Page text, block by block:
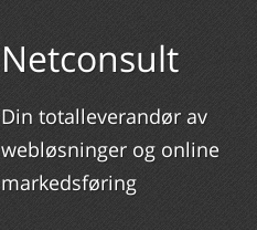
Netconsult
Din totalleverandør av
webløsninger og online
markedsføring